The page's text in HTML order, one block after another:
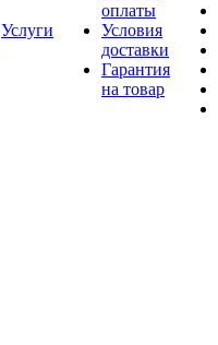
Услуги
оплаты
Условия
доставки
Гарантия
на товар